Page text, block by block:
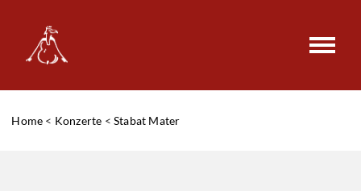
Home < Konzerte <Stabat Mater